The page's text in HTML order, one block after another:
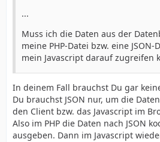
...
Muss ich die Daten aus der
meine PHP-Datei bzw. eine
mein Javascript darauf zugreifen
In deinem Fall brauchst Du gar
Du brauchst JSON nur, um die
den Client bzw. das Javascript im
Also im PHP die Daten nach JSON
ausgeben. Dann im Javascript